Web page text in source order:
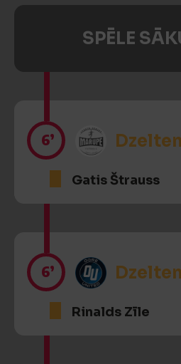
SPĒLE
6’
Gatis Štrauss
6’
Rinalds Zīle